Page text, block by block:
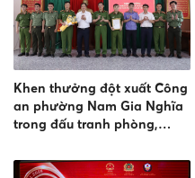
Khen thưởng đột xuất Công
an phường Nam Gia Nghĩa
trong đấu tranh phòng,